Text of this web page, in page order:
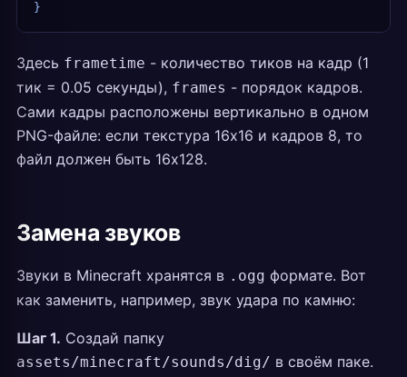
}
Здесь frametime - количество тиков на кадр (1
тик = 0.05 секунды), frames - порядок кадров.
Сами кадры расположены вертикально в одном
PNG-файле: если текстура 16x16 и кадров 8, то
файл должен быть 16x128.
Замена звуков
Звуки в Minecraft хранятся в .ogg формате. Вот
как заменить, например, звук удара по камню:
Шаг 1. Создай папку
assets/minecraft/sounds/dig/ в своём паке.